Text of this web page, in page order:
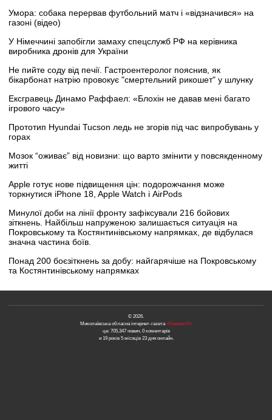
Умора: собака перервав футбольний матч і «відзначився» на
газоні (відео)
У Німеччині запобігли замаху спецслужб РФ на керівника
виробника дронів для України
Не пийте соду від печії. Гастроентеролог пояснив, як
бікарбонат натрію провокує "смертельний рикошет" у шлунку
Ексгравець Динамо Раффаел: «Блохін не давав мені багато
ігрового часу»
Прототип Hyundai Tucson ледь не згорів під час випробувань у
горах
Мозок “оживає” від новизни: що варто змінити у повсякденному
житті
Apple готує нове підвищення цін: подорожчання може
торкнутися iPhone 18, Apple Watch і AirPods
Минулої доби на лінії фронту зафіксували 216 бойових
зіткнень. Найбільш напруженою залишається ситуація на
Покровському та Костянтинівському напрямках, де відбулася
значна частина боїв.
Понад 200 боєзіткнень за добу: найгарячіше на Покровському
та Костянтинівському напрямках
© 2026.
Миколаївська обласна інтернет-газета«Новини N»
це: 705,347 новин, 0 коментарів
и 19 років 5 місяців 23 дня онлайн.